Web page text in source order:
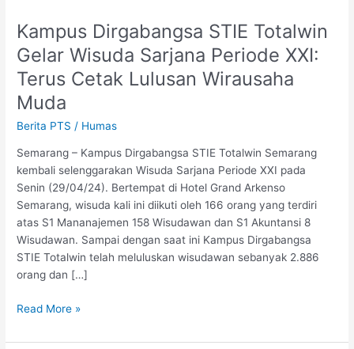
Kampus Dirgabangsa STIE Totalwin
Gelar Wisuda Sarjana Periode XXI:
Terus Cetak Lulusan Wirausaha
Muda
Berita PTS / Humas
Semarang – Kampus Dirgabangsa STIE Totalwin Semarang
kembali selenggarakan Wisuda Sarjana Periode XXI pada
Senin (29/04/24). Bertempat di Hotel Grand Arkenso
Semarang, wisuda kali ini diikuti oleh 166 orang yang terdiri
atas S1 Mananajemen 158 Wisudawan dan S1 Akuntansi 8
Wisudawan. Sampai dengan saat ini Kampus Dirgabangsa
STIE Totalwin telah meluluskan wisudawan sebanyak 2.886
orang dan […]
Kampus
Dirgabangsa
STIE
Totalwin
Gelar
Sarjana
Periode
XXI:
Terus
Cetak
Lulusan
Wirausaha
Muda
Read More »